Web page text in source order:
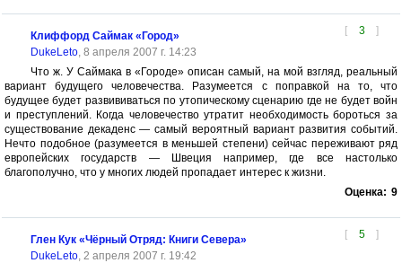
[ 3 ]
Клиффорд Саймак «Город»
DukeLeto, 8 апреля 2007 г. 14:23
Что ж. У Саймака в «Городе» описан самый, на мой взгляд, реальный
вариант будущего человечества. Разумеется с поправкой на то, что
будущее будет развививаться по утопическому сценарию где не будет войн
и преступлений. Когда человечество утратит необходимость бороться за
существование декаденс — самый вероятный вариант развития событий.
Нечто подобное (разумеется в меньшей степени) сейчас переживают ряд
европейских государств — Швеция например, где все настолько
благополучно, что у многих людей пропадает интерес к жизни.
Оценка: 9
[ 5 ]
Глен Кук «Чёрный Отряд: Книги Севера»
DukeLeto, 2 апреля 2007 г. 19:42